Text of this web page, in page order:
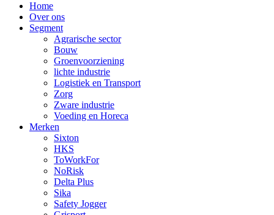
Home
Over ons
Segment
Agrarische sector
Bouw
Groenvoorziening
lichte industrie
Logistiek en Transport
Zorg
Zware industrie
Voeding en Horeca
Merken
Sixton
HKS
ToWorkFor
NoRisk
Delta Plus
Sika
Safety Jogger